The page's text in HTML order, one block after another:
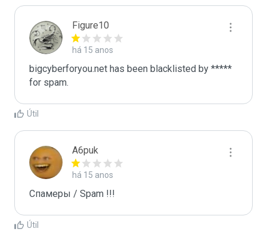
Figure10
há 15 anos
bigcyberforyou.net has been blacklisted by *****
for spam.
Útil
A6puk
há 15 anos
Спамеры / Spam !!!
Útil